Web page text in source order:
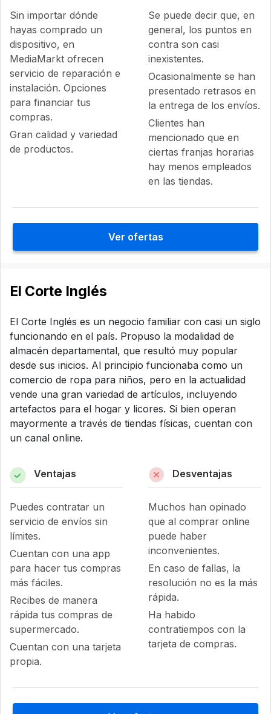
Sin importar dónde
hayas comprado un
dispositivo, en
MediaMarkt ofrecen
servicio de reparación e
instalación. Opciones
para financiar tus
compras.
Gran calidad y variedad
de productos.
Se puede decir que, en
general, los puntos en
contra son casi
inexistentes.
Ocasionalmente se han
presentado retrasos en
la entrega de los envíos.
Clientes han
mencionado que en
ciertas franjas horarias
hay menos empleados
en las tiendas.
Ver ofertas
El Corte Inglés
El Corte Inglés es un negocio familiar con casi un siglo
funcionando en el país. Propuso la modalidad de
almacén departamental, que resultó muy popular
desde sus inicios. Al principio funcionaba como un
comercio de ropa para niños, pero en la actualidad
vende una gran variedad de artículos, incluyendo
artefactos para el hogar y licores. Si bien operan
mayormente a través de tiendas físicas, cuentan con
un canal online.
Ventajas
Puedes contratar un
servicio de envíos sin
límites.
Cuentan con una app
para hacer tus compras
más fáciles.
Recibes de manera
rápida tus compras de
supermercado.
Cuentan con una tarjeta
propia.
Desventajas
Muchos han opinado
que al comprar online
puede haber
inconvenientes.
En caso de fallas, la
resolución no es la más
rápida.
Ha habido
contratiempos con la
tarjeta de compras.